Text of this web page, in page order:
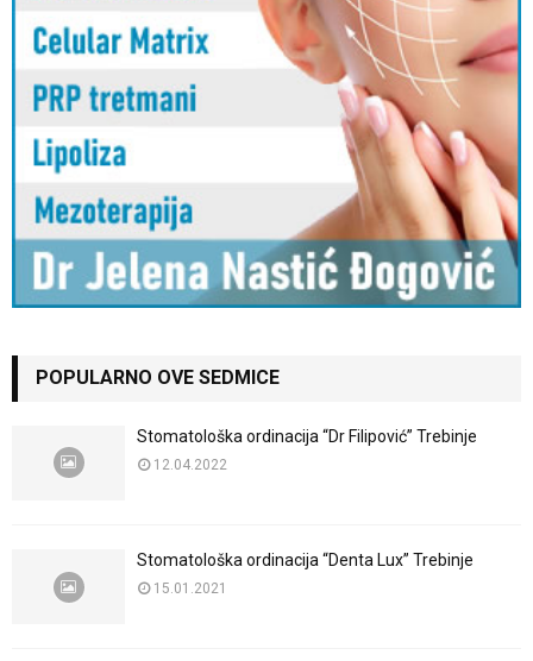
POPULARNO OVE SEDMICE
Stomatološka ordinacija “Dr Filipović” Trebinje
12.04.2022
Stomatološka ordinacija “Denta Lux” Trebinje
15.01.2021